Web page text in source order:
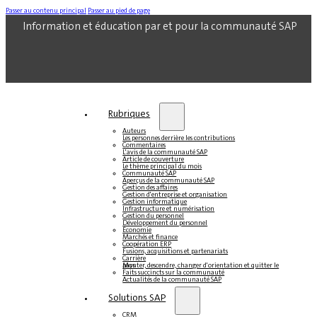
Passer au contenu principal Passer au pied de page
Information et éducation par et pour la communauté SAP
Rubriques
Auteurs
Les personnes derrière les contributions
Commentaires
L'avis de la communauté SAP
Article de couverture
Le thème principal du mois
Communauté SAP
Aperçus de la communauté SAP
Gestion des affaires
Gestion d'entreprise et organisation
Gestion informatique
Infrastructure et numérisation
Gestion du personnel
Développement du personnel
Économie
Marchés et finance
Coopération ERP
Fusions, acquisitions et partenariats
Carrière
Monter, descendre, changer d'orientation et quitter le pays
Faits succincts sur la communauté
Actualités de la communauté SAP
Solutions SAP
CRM